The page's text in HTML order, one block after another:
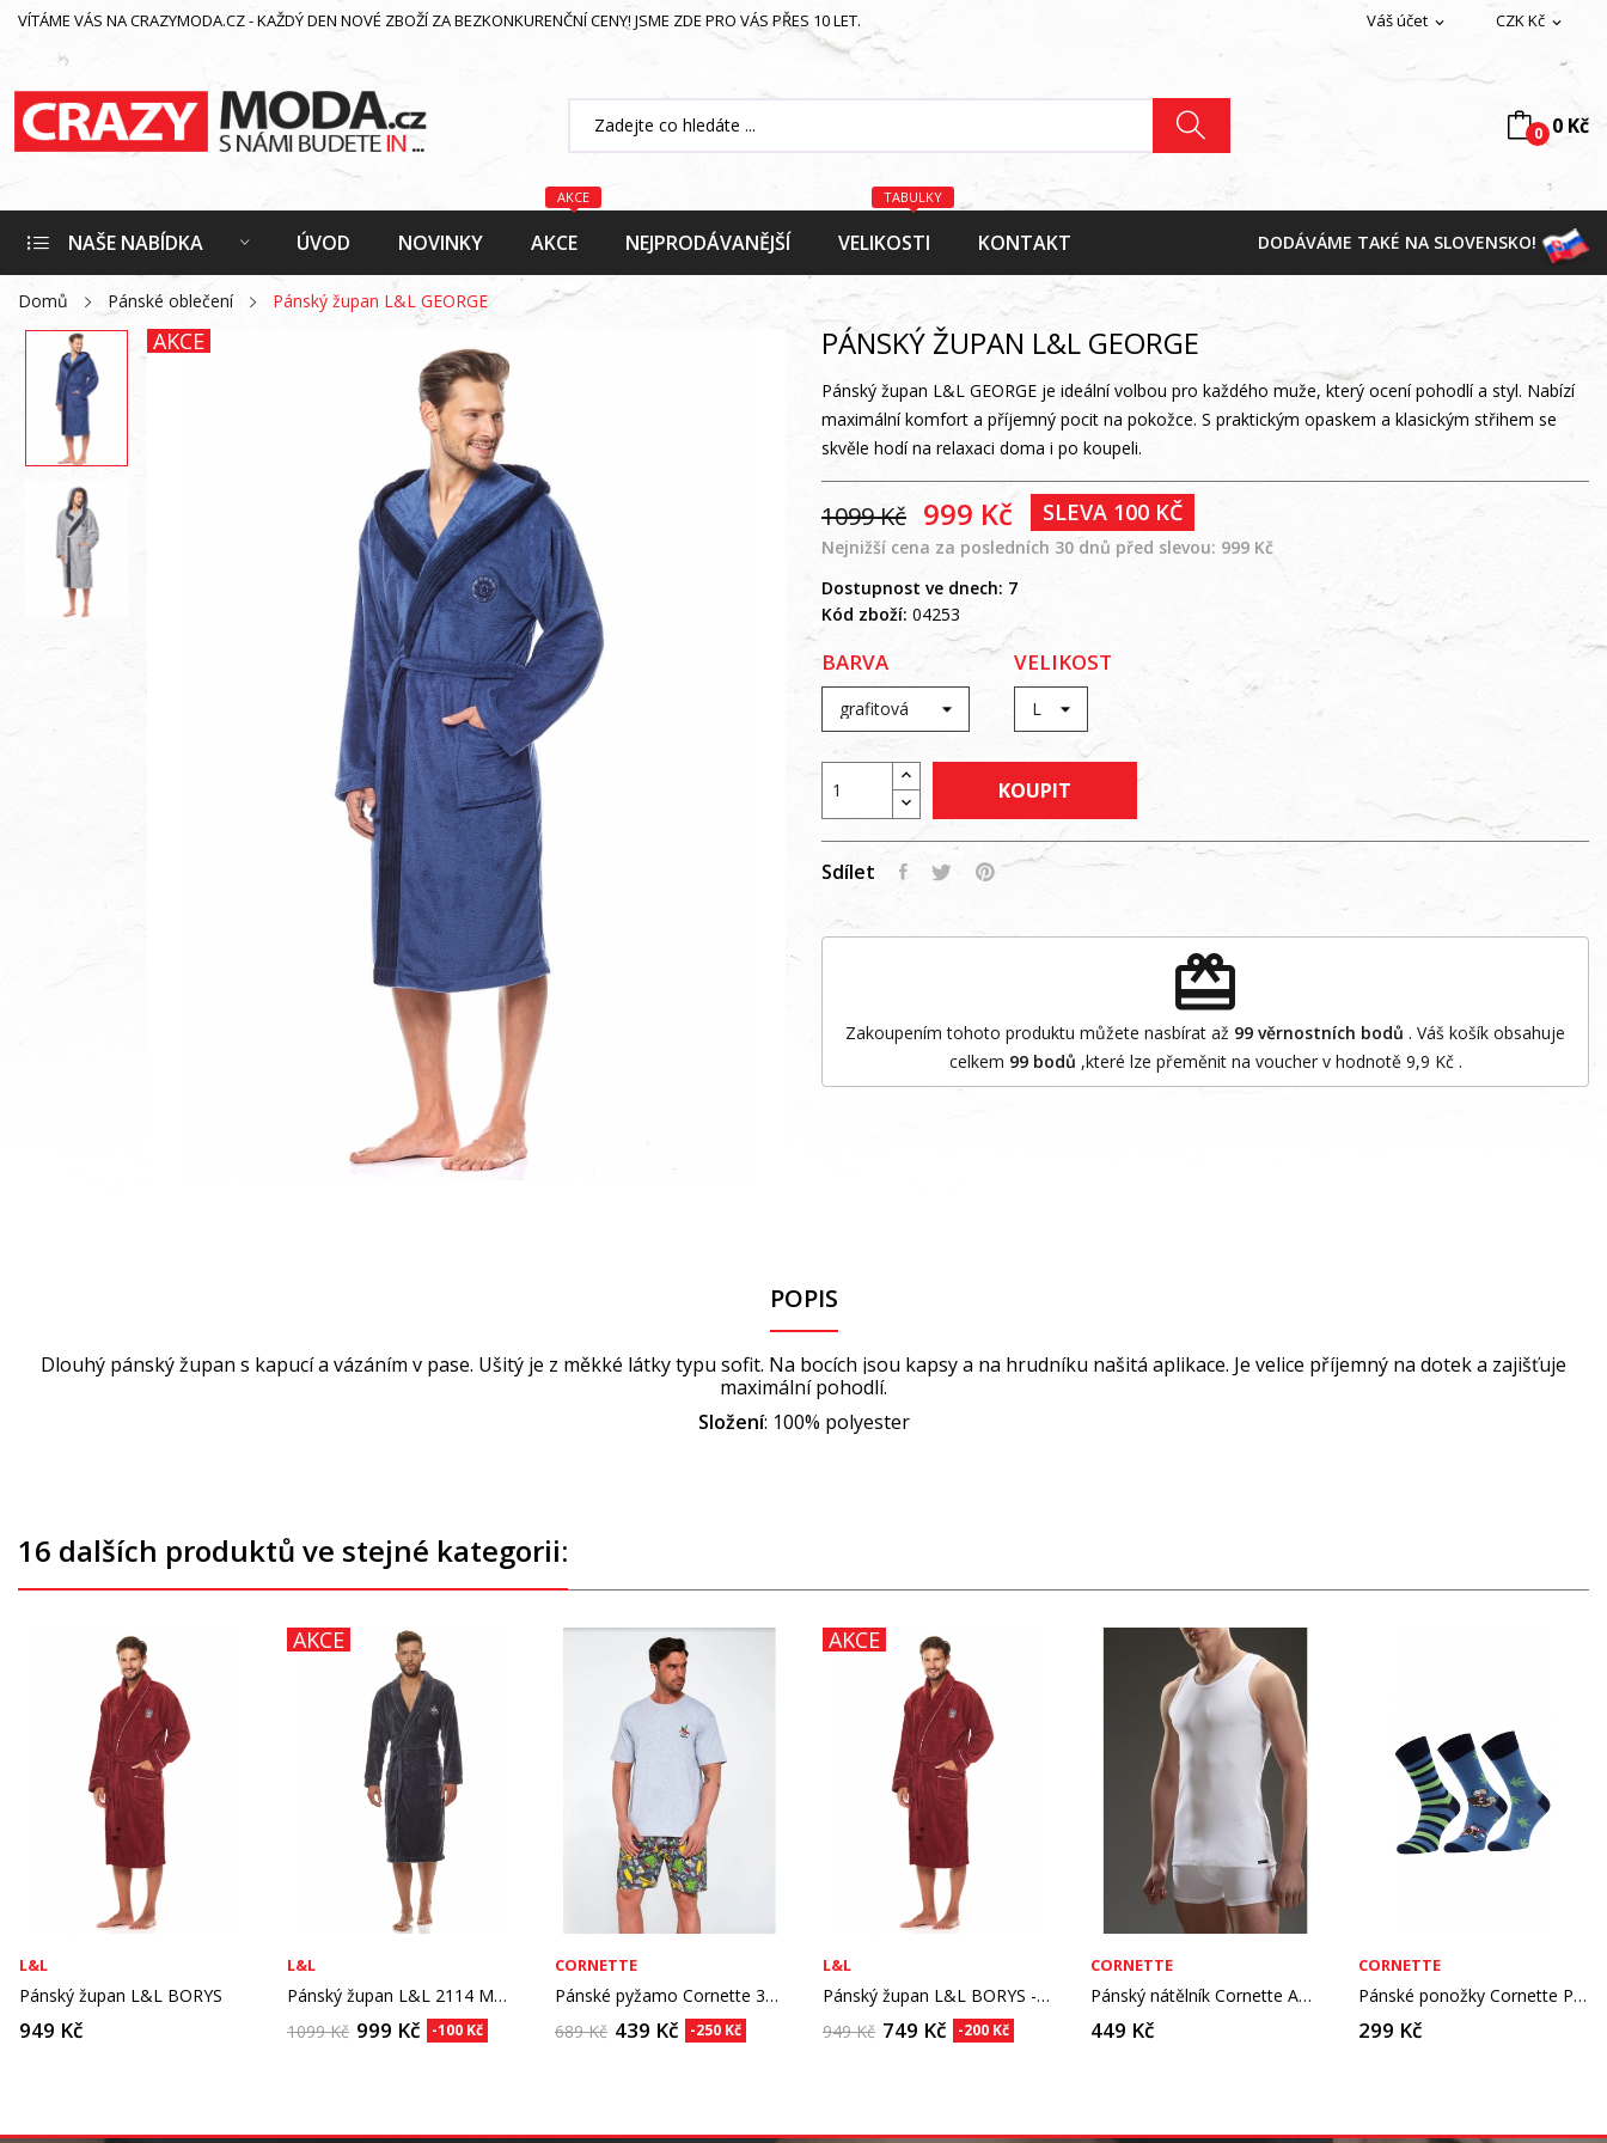
CZK Kč expand_more
Váš účet expand_more
VÍTÁME VÁS NA CRAZYMODA.CZ - KAŽDÝ DEN NOVÉ ZBOŽÍ ZA BEZKONKURENČNÍ CENY! JSME ZDE PRO VÁS PŘES 10 LET.
0 0 Kč
NAŠE NABÍDKA ÚVOD NOVINKY AKCE
AKCE
NEJPRODÁVANĚJŠÍ VELIKOSTI
TABULKY
KONTAKT DODÁVÁME TAKÉ NA SLOVENSKO!
Domů Pánské oblečení Pánský župan L&L GEORGE
AKCE PÁNSKÝ ŽUPAN L&L GEORGE
Pánský župan L&L GEORGE je ideální volbou pro každého muže, který ocení pohodlí a styl. Nabízí
maximální komfort a příjemný pocit na pokožce. S praktickým opaskem a klasickým střihem se
skvěle hodí na relaxaci doma i po koupeli.
1099 Kč 999 Kč SLEVA 100 KČ
Nejnižší cena za posledních 30 dnů před slevou: 999 Kč
Dostupnost ve dnech: 7
Kód zboží: 04253
BARVA VELIKOST
KOUPIT
Sdílet
redeem
Zakoupením tohoto produktu můžete nasbírat až 99 věrnostních bodů . Váš košík obsahuje
celkem 99bodů ,které lze přeměnit na voucher v hodnotě 9,9 Kč .
POPIS
Dlouhý pánský župan s kapucí a vázáním v pase. Ušitý je z měkké látky typu sofit. Na bocích jsou kapsy a na hrudníku našitá aplikace. Je velice příjemný na dotek a zajišťuje
maximální pohodlí.
Složení: 100% polyester
16 dalších produktů ve stejné kategorii:
L&L
Pánský župan L&L BORYS
949 Kč
AKCE
L&L
Pánský župan L&L 2114 MARINE
1099 Kč 999 Kč -100 Kč
CORNETTE
Pánské pyžamo Cornette 326/107 Mexico kr/r -...
689 Kč 439 Kč -250 Kč
AKCE
L&L
Pánský župan L&L BORYS - výprodej
949 Kč 749 Kč -200 Kč
CORNETTE
Pánský nátělník Cornette Authentic 213
449 Kč
CORNETTE
Pánské ponožky Cornette Premium A58 A'3
299 Kč